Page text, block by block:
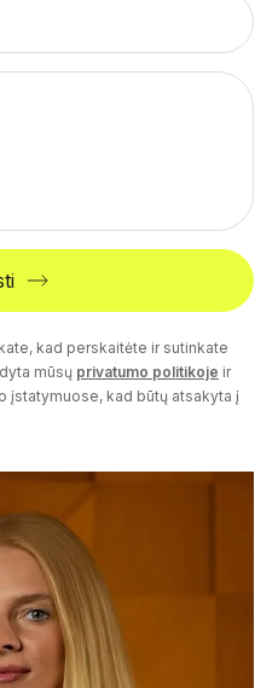
kad perskaitėte ir sutinkate
mūsų privatumo politikoje ir
įstatymuose, kad būtų atsakyta į